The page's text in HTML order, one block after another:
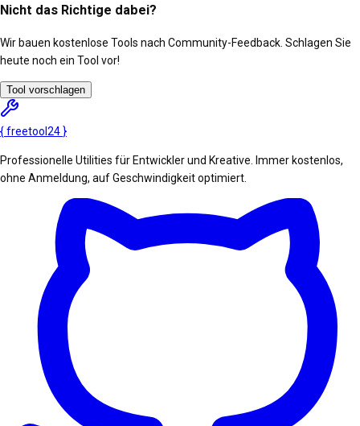
Nicht das Richtige dabei?
Wir bauen kostenlose Tools nach Community-Feedback. Schlagen Sie
heute noch ein Tool vor!
Tool vorschlagen
{freetool 24 }
Professionelle Utilities für Entwickler und Kreative. Immer kostenlos,
ohne Anmeldung, auf Geschwindigkeit optimiert.